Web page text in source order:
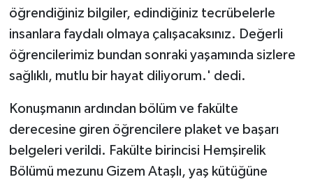
öğrendiğiniz bilgiler, edindiğiniz tecrübelerle
insanlara faydalı olmaya çalışacaksınız. Değerli
öğrencilerimiz bundan sonraki yaşamında sizlere
sağlıklı, mutlu bir hayat diliyorum.' dedi.
Konuşmanın ardından bölüm ve fakülte
derecesine giren öğrencilere plaket ve başarı
belgeleri verildi. Fakülte birincisi Hemşirelik
Bölümü mezunu Gizem Ataşlı, yaş kütüğüne